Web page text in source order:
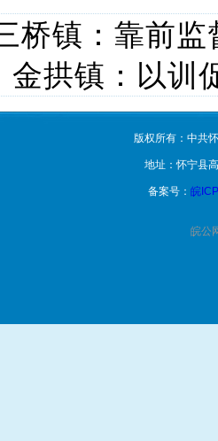
桥镇：靠前
金拱镇：以训
版权所有：中共
地址：怀宁县
备案号： 皖
皖公